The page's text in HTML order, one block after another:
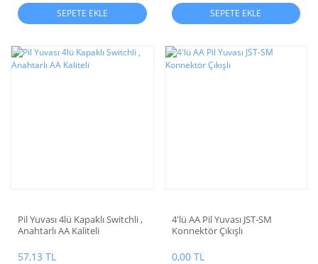
SEPETE EKLE SEPETE EKLE
Pil Yuvası 4lü Kapaklı Switchli ,
Anahtarlı AA Kaliteli
57,13 TL
4'lü AA Pil Yuvası JST-SM
Konnektör Çıkışlı
0,00 TL